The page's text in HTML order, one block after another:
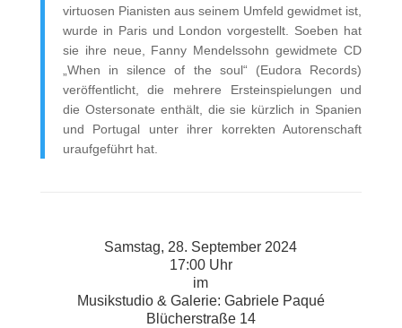
virtuosen Pianisten aus seinem Umfeld gewidmet ist,
wurde in Paris und London vorgestellt. Soeben hat
sie ihre neue, Fanny Mendelssohn gewidmete CD
„When in silence of the soul“ (Eudora Records)
veröffentlicht, die mehrere Ersteinspielungen und
die Ostersonate enthält, die sie kürzlich in Spanien
und Portugal unter ihrer korrekten Autorenschaft
uraufgeführt hat.
Samstag, 28. September 2024
17:00 Uhr
im
Musikstudio & Galerie: Gabriele Paqué
Blücherstraße 14